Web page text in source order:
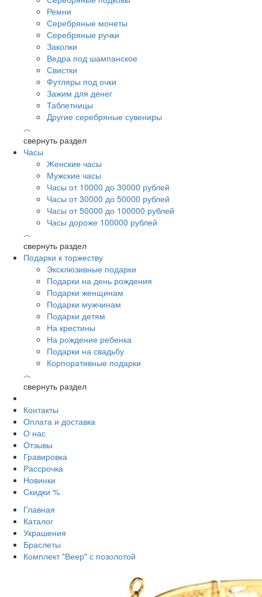
Ремни
Серебряные монеты
Серебряные ручки
Заколки
Ведра под шампанское
Свистки
Футляры под очки
Зажим для денег
Таблетницы
Другие серебряные сувениры
︿
свернуть раздел
Часы
Женские часы
Мужские часы
Часы от 10000 до 30000 рублей
Часы от 30000 до 50000 рублей
Часы от 50000 до 100000 рублей
Часы дороже 100000 рублей
︿
свернуть раздел
Подарки к торжеству
Эксклюзивные подарки
Подарки на день рождения
Подарки женщинам
Подарки мужчинам
Подарки детям
На крестины
На рождение ребенка
Подарки на свадьбу
Корпоративные подарки
︿
свернуть раздел
Контакты
Оплата и доставка
О нас
Отзывы
Гравировка
Рассрочка
Новинки
Скидки %
Главная
Каталог
Украшения
Браслеты
Комплект "Веер" с позолотой